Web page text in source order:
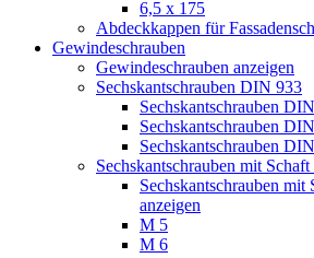
6,5 x 175
Abdeckkappen für
Gewindeschrauben
Gewindeschrauben anzeigen
Sechskantschrauben DIN 933
Sechskantschrauben
Sechskantschrauben
Sechskantschrauben
Sechskantschrauben mit
Sechskantschrauben
anzeigen
M 5
M 6